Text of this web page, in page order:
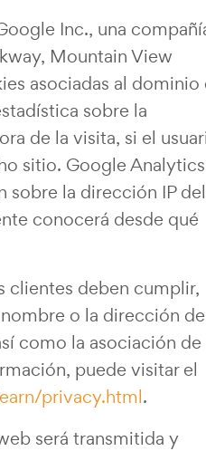
Inc., una
Mountain View
asociadas al dominio
sobre la
de la visita, si el
sitio. Google
sobre la dirección IP del
conocerá desde qué
clientes deben cumplir,
o la dirección de
como la asociación de
puede visitar el
privacy.html.
será transmitida y